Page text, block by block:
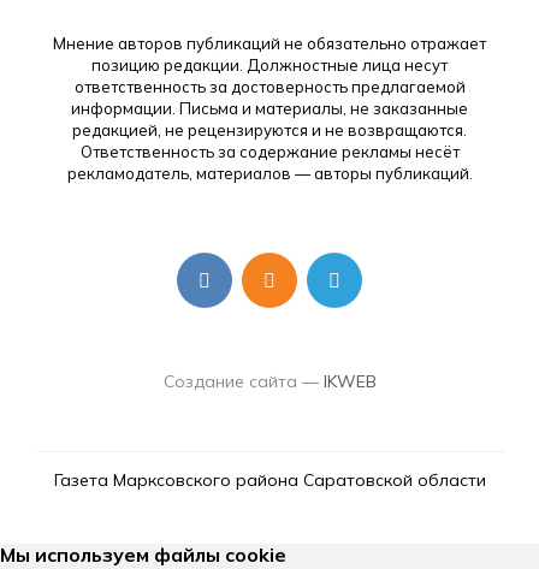
Мнение авторов публикаций не обязательно отражает
позицию редакции. Должностные лица несут
ответственность за достоверность предлагаемой
информации. Письма и материалы, не заказанные
редакцией, не рецензируются и не возвращаются.
Ответственность за содержание рекламы несёт
рекламодатель, материалов — авторы публикаций.
Создание сайта — IKWEB
Газета Марксовского района Саратовской области
Мы используем файлы cookie